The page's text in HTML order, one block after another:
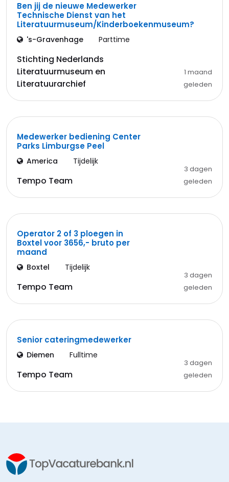
Ben jij de nieuwe Medewerker
Technische Dienst van het
Literatuurmuseum/Kinderboekenmuseum?
's-Gravenhage Parttime
Stichting Nederlands
Literatuurmuseum en
Literatuurarchief
1 maand
geleden
Medewerker bediening Center
Parks Limburgse Peel
America Tijdelijk
Tempo Team
3 dagen
geleden
Operator 2 of 3 ploegen in
Boxtel voor 3656,- bruto per
maand
Boxtel Tijdelijk
Tempo Team
3 dagen
geleden
Senior cateringmedewerker
Diemen Fulltime
Tempo Team
3 dagen
geleden